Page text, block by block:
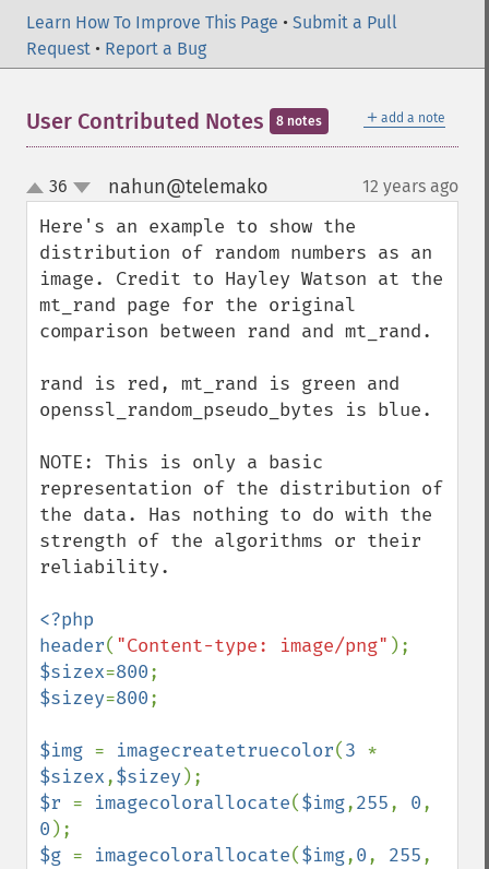
Learn How To Improve This Page • Submit a Pull
Request • Report a Bug
＋ add a note
User Contributed Notes 8 notes
up
down
36 nahun@telemako¶ 12 years ago
Here's an example to show the
distribution of random numbers as an
image. Credit to Hayley Watson at the
mt_rand page for the original
comparison between rand and mt_rand.
rand is red, mt_rand is green and
openssl_random_pseudo_bytes is blue.
NOTE: This is only a basic
representation of the distribution of
the data. Has nothing to do with the
strength of the algorithms or their
reliability.
<?php
header( "Content-type: image/png"
$sizex=800
$sizey=800;
$img = imagecreatetruecolor(3
$sizex,$sizey
$r = imagecolorallocate($img,255, 0
0
$g = imagecolorallocate($img,0, 255